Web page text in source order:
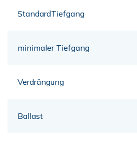
StandardTiefgang
minimaler Tiefgang
Verdrängung
Ballast